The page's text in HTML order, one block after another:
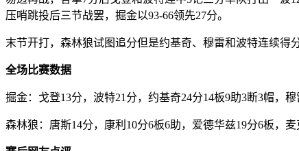
压哨跳投后三节战罢，掘金以93-66领先27分。
末节开打，森林狼试图追分但是约基奇、穆雷和波特连续得
全场比赛数据
掘金：戈登13分，波特21分，约基奇24分14板9助3断3帽，穆
森林狼：唐斯14分，康利10分6板6助，爱德华兹19分6板，麦